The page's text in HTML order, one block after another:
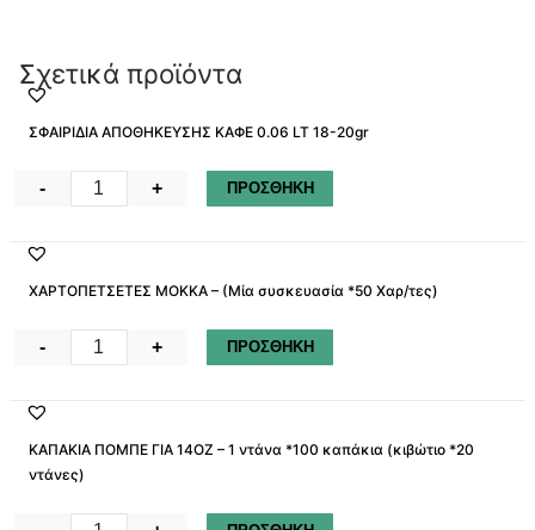
Σχετικά προϊόντα
ΣΦΑΙΡΙΔΙΑ ΑΠΟΘΗΚΕΥΣΗΣ ΚΑΦΕ 0.06 LT 18-20gr
ΣΦΑΙΡΙΔΙΑ
ΑΠΟΘΗΚΕΥΣΗΣ
ΚΑΦΕ
LT
- + ΠΡΟΣΘΗΚΗ
ΧΑΡΤΟΠΕΤΣΕΤΕΣ MOKKA – (Μία συσκευασία *50 Χαρ/τες)
ΧΑΡΤΟΠΕΤΣΕΤΕΣ
MOKKA
συσκευασία
- + ΠΡΟΣΘΗΚΗ
ΚΑΠΑΚΙΑ ΠΟΜΠΕ ΓΙΑ 14ΟΖ – 1 ντάνα *100 καπάκια (κιβώτιο *20
ντάνες)